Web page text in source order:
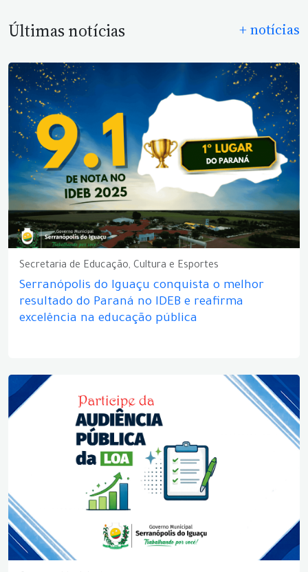
Últimas notícias + notícias
Secretaria de Educação, Cultura e Esportes
Serranópolis do Iguaçu conquista o melhor
resultado do Paraná no IDEB e reafirma
excelência na educação pública